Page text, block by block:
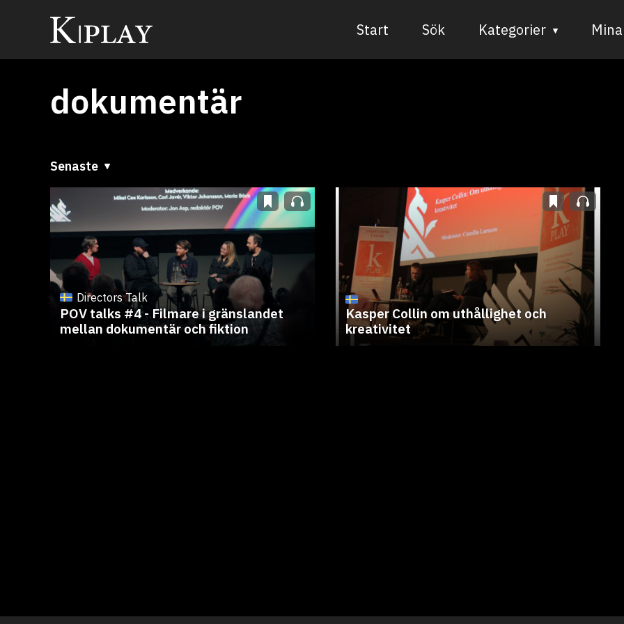
Start Sök Kategorier
Teater
dokumentär
Senaste
Senaste
A till Ö
Ö till A
Directors Talk
POV talks #4 - Filmare i gränslandet
mellan dokumentär och fiktion
Kasper Collin om uthållighet och
kreativitet